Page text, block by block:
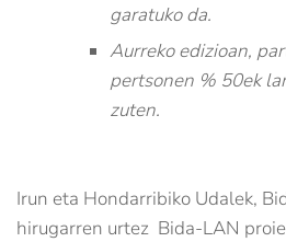
garatuko da.
Aurreko edizioan,
pertsonen % 50ek
zuten.
Irun eta Hondarribiko Udalek,
hirugarren urtez Bida-LAN